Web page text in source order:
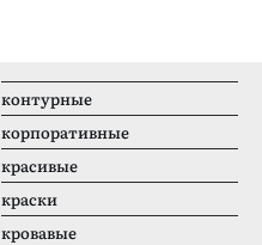
контурные
корпоративные
красивые
краски
кровавые